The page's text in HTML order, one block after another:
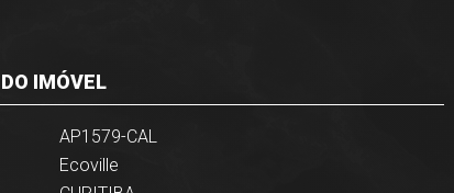
IMÓVEL
AP1579-CAL
Ecoville